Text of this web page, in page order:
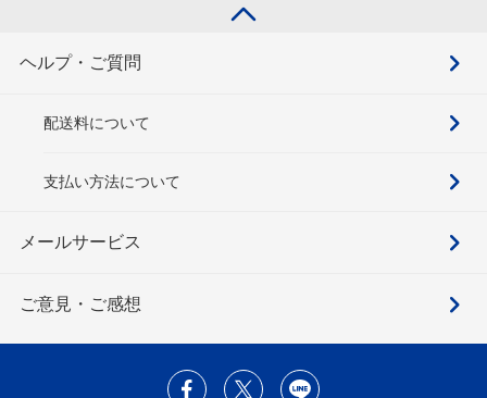
ヘルプ・ご質問
配送料について
支払い方法について
メールサービス
ご意見・ご感想